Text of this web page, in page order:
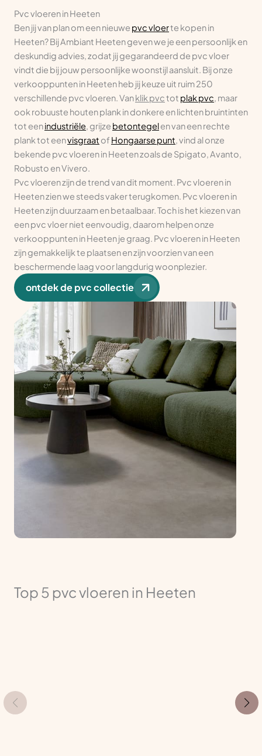
Pvc vloeren in Heeten
Ben jij van plan om een nieuwe pvc vloerte kopen in
Heeten? Bij Ambiant Heeten geven we je een persoonlijk en
deskundig advies, zodat jij gegarandeerd de pvc vloer
vindt die bij jouw persoonlijke woonstijl aansluit. Bij onze
verkooppunten in Heeten heb jij keuze uit ruim 250
verschillende pvc vloeren. Vanklik pvctot plak pvc, maar
ook robuuste houten plank in donkere en lichten bruintinten
tot eenindustriële, grijze betontegelen van een rechte
plank tot eenvisgraat of Hongaarse punt, vind al onze
bekende pvc vloeren in Heeten zoals de Spigato, Avanto,
Robusto en Vivero.
Pvc vloeren zijn de trend van dit moment. Pvc vloeren in
Heeten zien we steeds vaker terugkomen. Pvc vloeren in
Heeten zijn duurzaam en betaalbaar. Toch is het kiezen van
een pvc vloer niet eenvoudig, daarom helpen onze
verkooppunten in Heeten je graag. Pvc vloeren in Heeten
zijn gemakkelijk te plaatsen en zijn voorzien van een
beschermende laag voor langdurig woonplezier.
ontdek de pvc collectie
Top 5 pvc vloeren in Heeten